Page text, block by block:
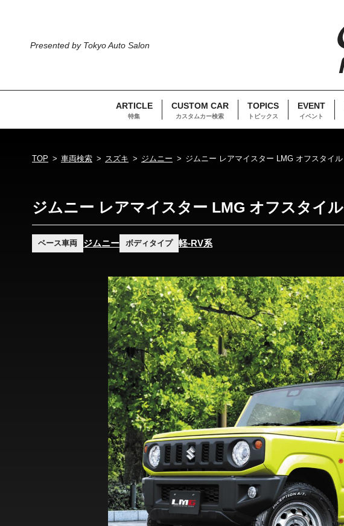
Presented by Tokyo Auto Salon
ARTICLE
特集
CUSTOM CAR
カスタムカー検索
TOPICS
トピックス
EVENT
イベント
TOP 車両検索 スズキ ジムニー ジムニー レアマイスター LMG オフスタイル
ジムニー レアマイスター LMG オフスタイル
ベース車両 ジムニー ボディタイプ 軽-RV系